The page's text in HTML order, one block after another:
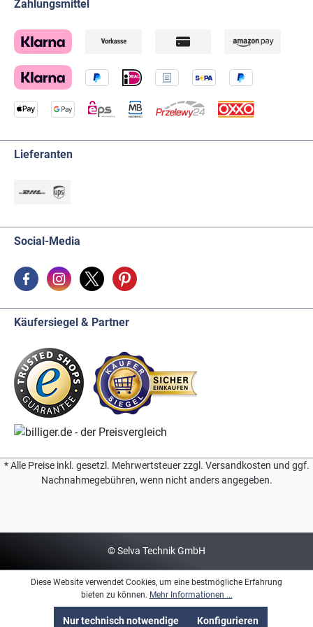
Zahlungsmittel
Lieferanten
Social-Media
Käufersiegel & Partner
* Alle Preise inkl. gesetzl. Mehrwertsteuer zzgl. Versandkosten und ggf.
Nachnahmegebühren, wenn nicht anders angegeben.
© Selva Technik GmbH
Diese Website verwendet Cookies, um eine bestmögliche Erfahrung
bieten zu können. Mehr Informationen ...
Nur technisch notwendige Konfigurieren